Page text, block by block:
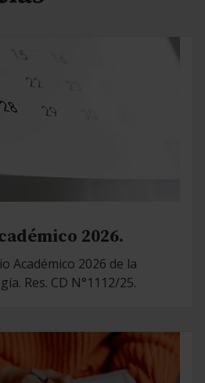
2026.
Académico 2026 de la
Res. CD N°1112/25.